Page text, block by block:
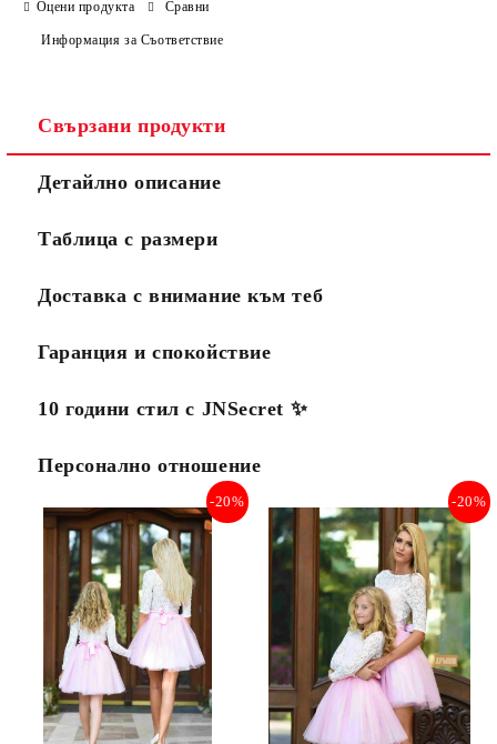
Оцени продукта Сравни
Информация за Съответствие
Свързани продукти
Детайлно описание
Таблица с размери
Доставка с внимание към теб
Гаранция и спокойствие
10 години стил с JNSecret ✨️
Персонално отношение
-20% -20%